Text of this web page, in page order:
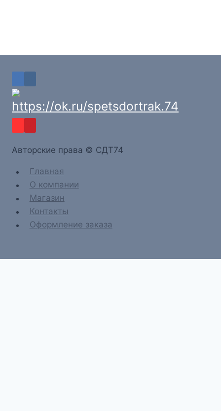
Aвторские права © СДТ74
Главная
О компании
Магазин
Контакты
Оформление заказа